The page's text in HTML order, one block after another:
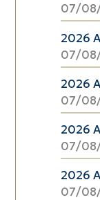
07/
2026
07/
2026
07/
2026
07/
2026
07/